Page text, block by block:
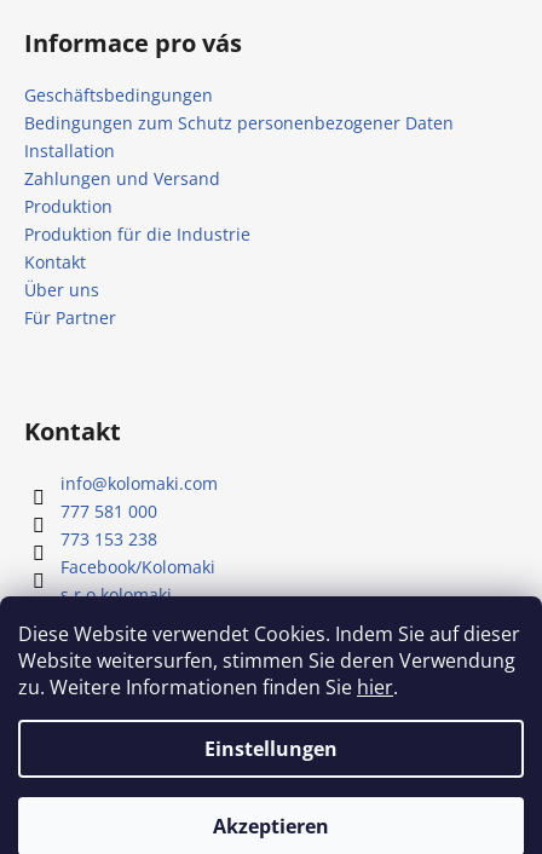
Diese Website verwendet Cookies. Indem Sie auf dieser
Website weitersurfen, stimmen Sie deren Verwendung
zu. Weitere Informationen finden Sie hier.
Einstellungen
Akzeptieren
t
Informace pro vás
Geschäftsbedingungen
Bedingungen zum Schutz personenbezogener Daten
Installation
Zahlungen und Versand
Produktion
Produktion für die Industrie
Kontakt
Über uns
Für Partner
Kontakt
info@kolomaki.com
777 581 000
773 153 238
Facebook/Kolomaki
s.r.o.kolomaki
Youtube - Kolomaki
Kolomaki. Alle Rechte vorbehalten.